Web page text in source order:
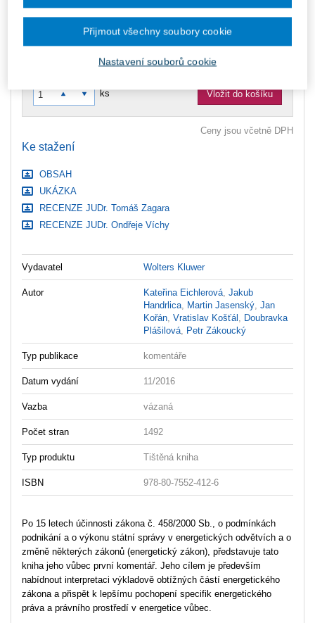
Co je Smarteca?
Upozorňujeme, že v období od 1.8. do 21.8. z technických
důvodů nemůžeme vystavovat daňové doklady. Budou vám
zaslány dodatečně e-mailem.
ks Vložit do košíku
Ceny jsou včetně DPH
Ke stažení
OBSAH
UKÁZKA
RECENZE JUDr. Tomáš Zagara
RECENZE JUDr. Ondřeje Víchy
Vydavatel Wolters Kluwer
Autor Kateřina Eichlerová ,Jakub
Handrlica Martin Jasenský ,Jan
Kořán ,Vratislav Košťál
Doubravka
Plášilová Petr Zákoucký
Typ publikace komentáře
Datum vydání 11/2016
Vazba vázaná
Počet stran 1492
Typ produktu Tištěná kniha
ISBN 978-80-7552-412-6
Po 15 letech účinnosti zákona č. 458/2000 Sb., o podmínkách
podnikání a o výkonu státní správy v energetických odvětvích a o
změně některých zákonů (energetický zákon), představuje tato
kniha jeho vůbec první komentář. Jeho cílem je především
nabídnout interpretaci výkladově obtížných částí energetického
zákona a přispět k lepšímu pochopení specifik energetického
práva a právního prostředí v energetice vůbec.
Nastavení souborů cookie
Přijmout všechny soubory cookie